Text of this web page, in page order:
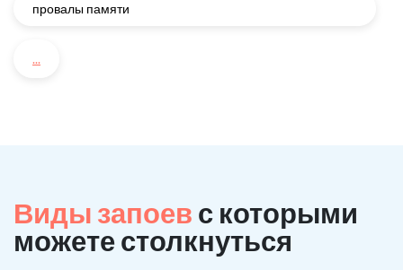
провалы памяти
...
Виды запоев с которыми
можете столкнуться